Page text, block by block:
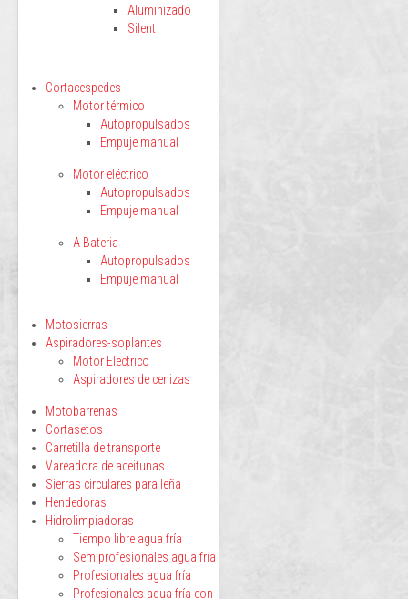
Aluminizado
Silent
Cortacespedes
Motor térmico
Autopropulsados
Empuje manual
Motor eléctrico
Autopropulsados
Empuje manual
A Bateria
Autopropulsados
Empuje manual
Motosierras
Aspiradores-soplantes
Motor Electrico
Aspiradores de cenizas
Motobarrenas
Cortasetos
Carretilla de transporte
Vareadora de aceitunas
Sierras circulares para leña
Hendedoras
Hidrolimpiadoras
Tiempo libre agua fría
Semiprofesionales agua fría
Profesionales agua fría
Profesionales agua fría con